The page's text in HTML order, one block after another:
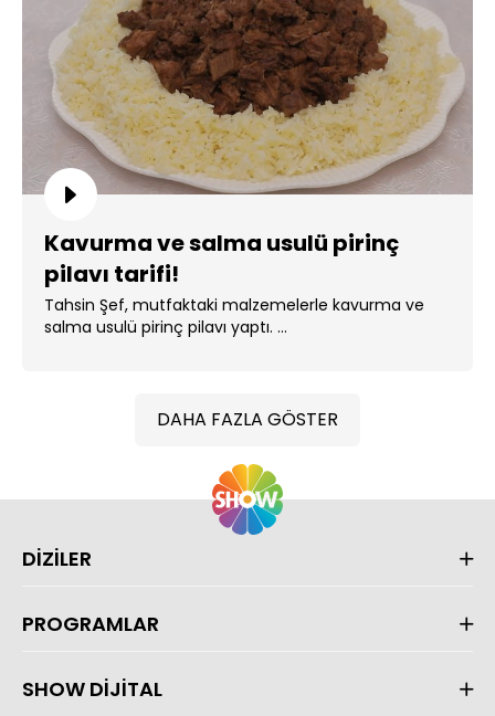
Kavurma ve salma usulü pirinç
pilavı tarifi!
Tahsin Şef, mutfaktaki malzemelerle kavurma ve
salma usulü pirinç pilavı yaptı. ...
DAHA FAZLA GÖSTER
DİZİLER
PROGRAMLAR
SHOW DİJİTAL